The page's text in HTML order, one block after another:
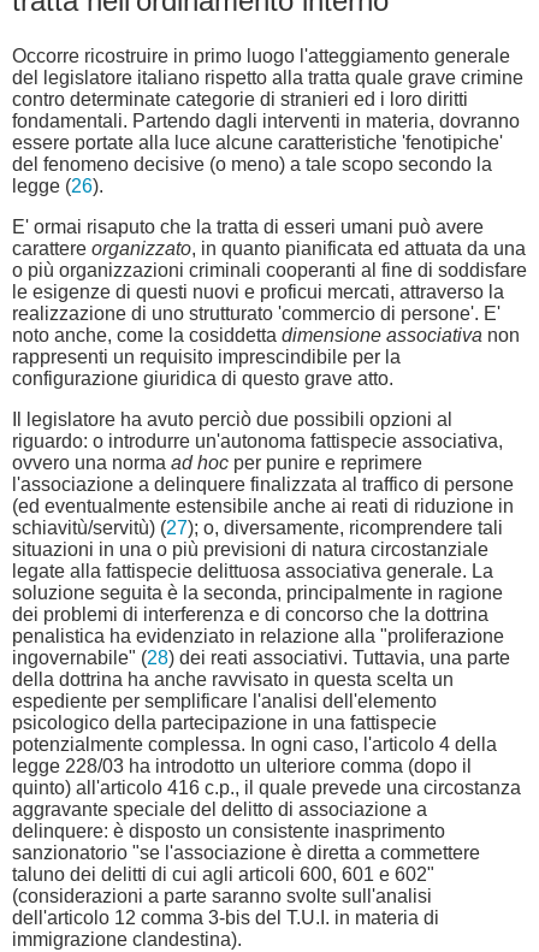
Occorre ricostruire in primo luogo l'atteggiamento generale
del legislatore italiano rispetto alla tratta quale grave crimine
contro determinate categorie di stranieri ed i loro diritti
fondamentali. Partendo dagli interventi in materia, dovranno
essere portate alla luce alcune caratteristiche 'fenotipiche'
del fenomeno decisive (o meno) a tale scopo secondo la
legge (26).
E' ormai risaputo che la tratta di esseri umani può avere
carattere organizzato, in quanto pianificata ed attuata da una
o più organizzazioni criminali cooperanti al fine di soddisfare
le esigenze di questi nuovi e proficui mercati, attraverso la
realizzazione di uno strutturato 'commercio di persone'. E'
noto anche, come la cosiddetta dimensione associativa non
rappresenti un requisito imprescindibile per la
configurazione giuridica di questo grave atto.
Il legislatore ha avuto perciò due possibili opzioni al
riguardo: o introdurre un'autonoma fattispecie associativa,
ovvero una norma ad hoc per punire e reprimere
l'associazione a delinquere finalizzata al traffico di persone
(ed eventualmente estensibile anche ai reati di riduzione in
schiavitù/servitù) (27); o, diversamente, ricomprendere tali
situazioni in una o più previsioni di natura circostanziale
legate alla fattispecie delittuosa associativa generale. La
soluzione seguita è la seconda, principalmente in ragione
dei problemi di interferenza e di concorso che la dottrina
penalistica ha evidenziato in relazione alla "proliferazione
ingovernabile" (28) dei reati associativi. Tuttavia, una parte
della dottrina ha anche ravvisato in questa scelta un
espediente per semplificare l'analisi dell'elemento
psicologico della partecipazione in una fattispecie
potenzialmente complessa. In ogni caso, l'articolo 4 della
legge 228/03 ha introdotto un ulteriore comma (dopo il
quinto) all'articolo 416 c.p., il quale prevede una circostanza
aggravante speciale del delitto di associazione a
delinquere: è disposto un consistente inasprimento
sanzionatorio "se l'associazione è diretta a commettere
taluno dei delitti di cui agli articoli 600, 601 e 602"
(considerazioni a parte saranno svolte sull'analisi
dell'articolo 12 comma 3-bis del T.U.I. in materia di
immigrazione clandestina).